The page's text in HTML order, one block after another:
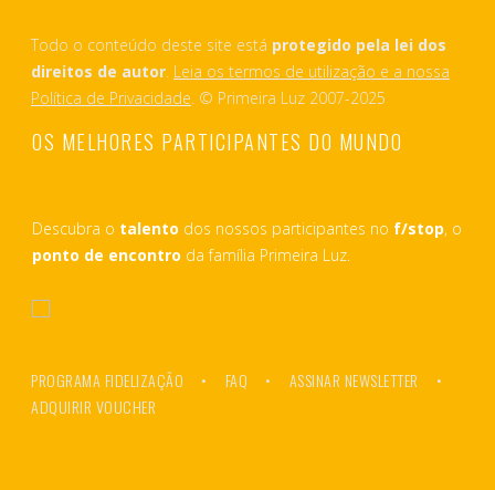
Todo o conteúdo deste site está protegido pela lei dos
direitos de autor Leia os termos de utilização e a nossa
Política de Privacidade . © Primeira Luz 2007-2025
OS MELHORES PARTICIPANTES DO MUNDO
Descubra o talento dos nossos participantes no f/stop, o
ponto de encontro da família Primeira Luz.
PROGRAMA FIDELIZAÇÃO FAQ
ASSINAR NEWSLETTER
ADQUIRIR VOUCHER